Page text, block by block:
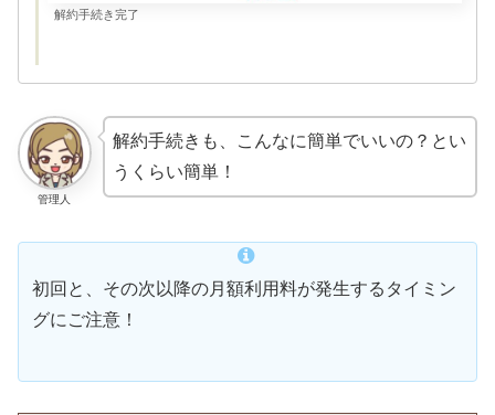
解約手続き完了
管理人
解約手続きも、こんなに簡単でいいの？とい
うくらい簡単！
初回と、その次以降の月額利用料が発生するタイミン
グにご注意！